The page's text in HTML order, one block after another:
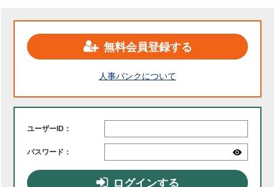
無料会員登録する
人事バンクについて
ユーザーID：
パスワード：
ログインする